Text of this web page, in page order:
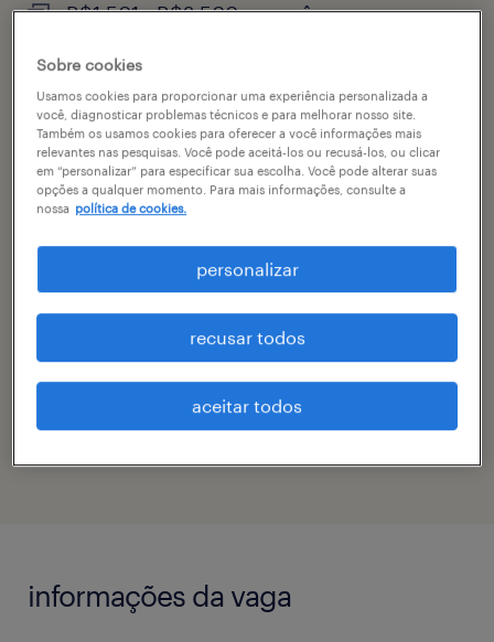
R$1,501 - R$2,500 por mês
permanente
vagas disponíveis
especialidade
engenharias, suprimentos & logística
contato
eTalent_JP-184059
informações da vaga
Sobre cookies
Usamos cookies para proporcionar uma experiência personalizada a
você, diagnosticar problemas técnicos e para melhorar nosso site.
Também os usamos cookies para oferecer a você informações mais
relevantes nas pesquisas. Você pode aceitá-los ou recusá-los, ou clicar
em “personalizar” para especificar sua escolha. Você pode alterar suas
opções a qualquer momento. Para mais informações, consulte a
nossa política de cookies.
personalizar
recusar todos
aceitar todos